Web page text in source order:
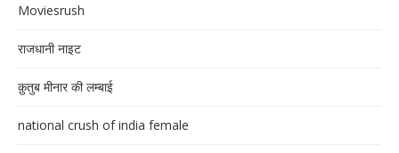
Moviesrush
राजधानी नाइट
क़ुतुब मीनार की लम्बाई
national crush of india female